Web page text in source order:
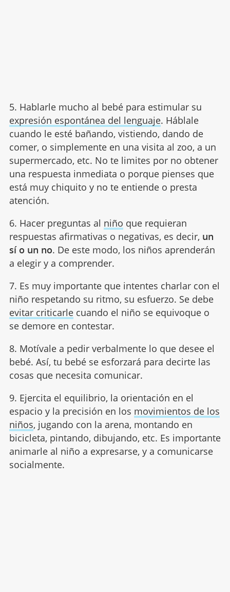
5. Hablarle mucho al bebé para estimular su
expresión espontánea del lenguaje. Háblale
cuando le esté bañando, vistiendo, dando de
comer, o simplemente en una visita al zoo, a un
supermercado, etc. No te limites por no obtener
una respuesta inmediata o porque pienses que
está muy chiquito y no te entiende o presta
atención.
6. Hacer preguntas al niño que requieran
respuestas afirmativas o negativas, es decir, un
sí o un no. De este modo, los niños aprenderán
a elegir y a comprender.
7. Es muy importante que intentes charlar con el
niño respetando su ritmo, su esfuerzo. Se debe
evitar criticarlecuando el niño se equivoque o
se demore en contestar.
8. Motívale a pedir verbalmente lo que desee el
bebé. Así, tu bebé se esforzará para decirte las
cosas que necesita comunicar.
9. Ejercita el equilibrio, la orientación en el
espacio y la precisión en los movimientos de los
niños, jugando con la arena, montando en
bicicleta, pintando, dibujando, etc. Es importante
animarle al niño a expresarse, y a comunicarse
socialmente.